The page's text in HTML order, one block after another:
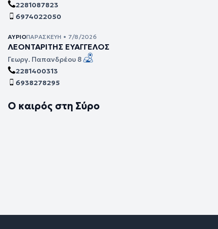
2281087823
6974022050
ΑΎΡΙΟΠΑΡΑΣΚΕΥΉ • 7/8/2026
ΛΕΟΝΤΑΡΙΤΗΣ ΕΥΑΓΓΕΛΟΣ
Γεωργ. Παπανδρέου 8
2281400313
6938278295
Ο καιρός στη Σύρο